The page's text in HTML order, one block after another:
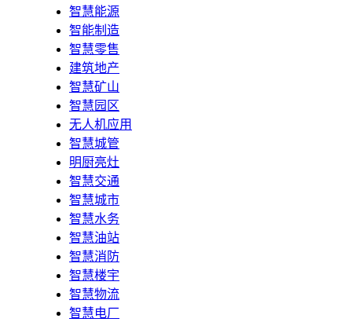
智慧能源
智能制造
智慧零售
建筑地产
智慧矿山
智慧园区
无人机应用
智慧城管
明厨亮灶
智慧交通
智慧城市
智慧水务
智慧油站
智慧消防
智慧楼宇
智慧物流
智慧电厂